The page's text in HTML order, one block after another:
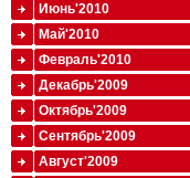
Июнь'2010
Май'2010
Февраль'2010
Декабрь'2009
Октябрь'2009
Сентябрь'2009
Август'2009